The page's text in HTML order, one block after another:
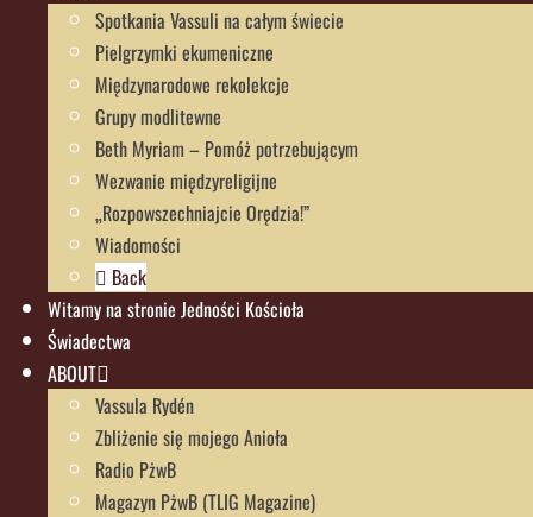
Spotkania Vassuli na całym świecie
Pielgrzymki ekumeniczne
Międzynarodowe rekolekcje
Grupy modlitewne
Beth Myriam – Pomóż potrzebującym
Wezwanie międzyreligijne
„Rozpowszechniajcie Orędzia!”
Wiadomości
Back
Witamy na stronie Jedności Kościoła
Świadectwa
ABOUT
Vassula Rydén
Zbliżenie się mojego Anioła
Radio PżwB
Magazyn PżwB (TLIG Magazine)